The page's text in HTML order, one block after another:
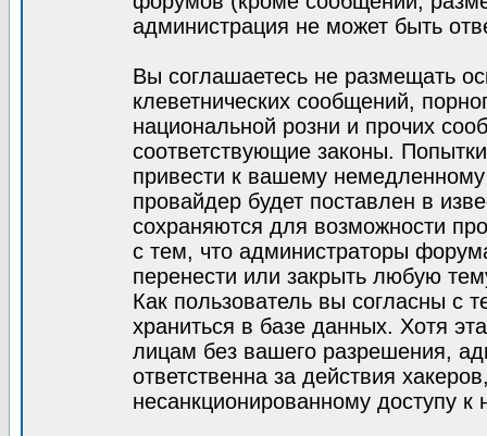
администрация не может быть
Вы соглашаетесь не размещать
клеветнических сообщений,
национальной розни и прочих
соответствующие законы.
привести к вашему
провайдер будет поставлен в
сохраняются для возможности
с тем, что администраторы
перенести или закрыть любую
Как пользователь вы согласны с
храниться в базе данных. Хотя
лицам без вашего разрешения,
ответственна за действия
несанкционированному доступу к